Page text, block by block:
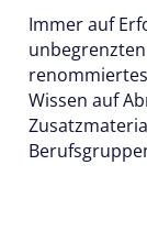
Immer auf
unbegrenzten Zugriff auf über 900 Kurse mit den
renommiertesten
Wissen auf